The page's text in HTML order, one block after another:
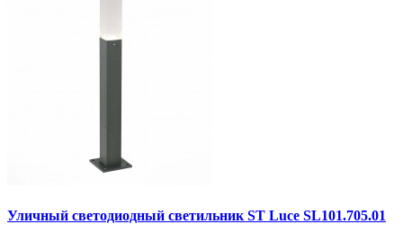
Уличный светодиодный светильник ST Luce SL101.705.01